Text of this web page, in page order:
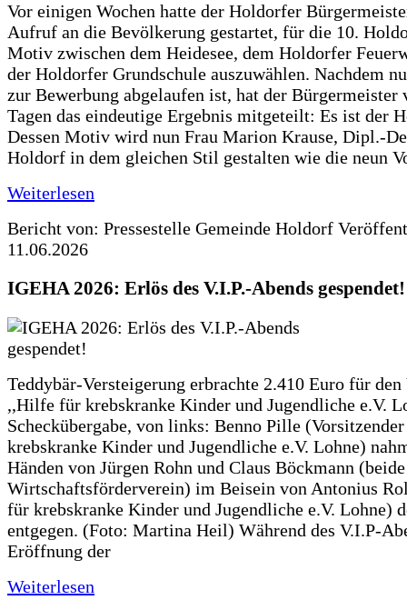
Vor einigen Wochen hatte der Holdorfer
Aufruf an die Bevölkerung gestartet, für die 10.
Motiv zwischen dem Heidesee, dem Holdorfer
der Holdorfer Grundschule auszuwählen. Nachdem
zur Bewerbung abgelaufen ist, hat der Bürgermeister
Tagen das eindeutige Ergebnis mitgeteilt: Es ist der
Dessen Motiv wird nun Frau Marion Krause, Dipl.-
Holdorf in dem gleichen Stil gestalten wie die neun
Weiterlesen
Bericht von: Pressestelle Gemeinde Holdorf
11.06.2026
IGEHA 2026: Erlös des V.I.P.-Abends gespendet!
Teddybär-Versteigerung erbrachte 2.410 Euro für den
,,Hilfe für krebskranke Kinder und Jugendliche e.V.
Scheckübergabe, von links: Benno Pille
krebskranke Kinder und Jugendliche e.V. Lohne)
Händen von Jürgen Rohn und Claus Böckmann
Wirtschaftsförderverein) im Beisein von Antonius
für krebskranke Kinder und Jugendliche e.V. Lohne)
entgegen. (Foto: Martina Heil) Während des V.I.P-
Eröffnung der
Weiterlesen